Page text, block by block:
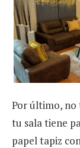
Por último, no
tu sala tiene
papel tapiz